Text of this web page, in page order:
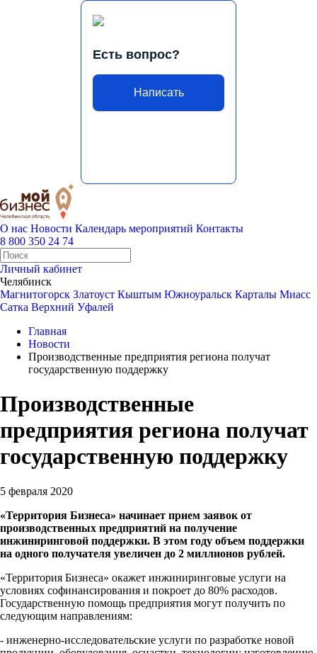
Есть вопрос?
Написать
О нас Новости Календарь мероприятий Контакты
8 800 350 24 74
Личный кабинет
Челябинск
Магнитогорск Златоуст Кыштым Южноуральск Карталы Миасс
Сатка Верхний Уфалей
Главная
Новости
Производственные предприятия региона получат
государственную поддержку
Производственные
предприятия региона получат
государственную поддержку
5 февраля 2020
«Территория Бизнеса» начинает прием заявок от
производственных предприятий на получение
инжиниринговой поддержки. В этом году объем поддержки
на одного получателя увеличен до 2 миллионов рублей.
«Территория Бизнеса» окажет инжиниринговые услуги на
условиях софинансирования и покроет до 80% расходов.
Государственную помощь предприятия могут получить по
следующим направлениям:
- инженерно-исследовательские услуги по разработке новой